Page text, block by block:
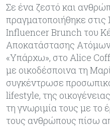
Σε ένα ζεστό και
πραγματοποιήθηκε στις
Influencer Brunch του
Αποκατάστασης Ατόμων
«Υπάρχω», στο Alice
με οικοδέσποινα τη
συγκέντρωσε
lifestyle, της
τη γνωριμία τους με το
τους ανθρώπους πίσω